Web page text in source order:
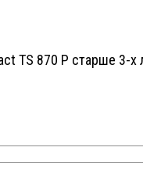
TS 870 P старше 3-х